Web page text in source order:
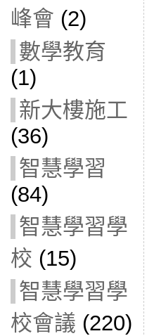
峰會 (2)
數學教育
(1)
新大樓施工
(36)
智慧學習
(84)
智慧學習學
校 (15)
智慧學習學
校會議 (220)